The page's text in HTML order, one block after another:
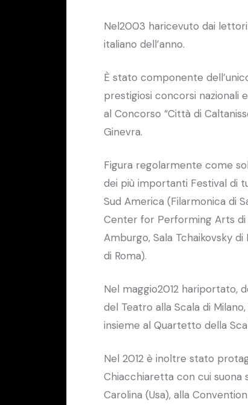
Nel2003 haricevuto dai
italiano dell’anno.
È stato componente
prestigiosi concorsi nazionali
al Concorso “Città di
Ginevra.
Figura regolarmente come
dei più importanti Festival di
Sud America (Filarmonica di
Center for Performing Arts di
Amburgo, Sala Tchaikovsky
di Roma).
Nel maggio2012 hariportato,
del Teatro alla Scala di
insieme al Quartetto della
Nel 2012 è inoltre stato
Chiacchiaretta con cui suona
Carolina (Usa), alla